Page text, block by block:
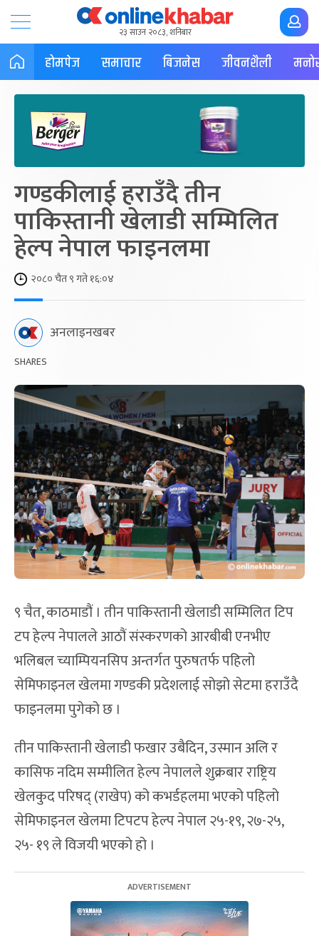
२३ साउन २०८३, शनिबार
होमपेज समाचार बिजनेस जीवनशैली
गण्डकीलाई हराउँदै तीन
पाकिस्तानी खेलाडी सम्मिलित
हेल्प नेपाल फाइनलमा
२०८० चैत ९ गते १६:०४
अनलाइनखबर
SHARES
९ चैत, काठमाडौं । तीन पाकिस्तानी खेलाडी सम्मिलित टिप
टप हेल्प नेपालले आठौं संस्करणको आरबीबी एनभीए
भलिबल च्याम्पियनसिप अन्तर्गत पुरुषतर्फ पहिलो
सेमिफाइनल खेलमा गण्डकी प्रदेशलाई सोझो सेटमा हराउँदै
फाइनलमा पुगेको छ ।
तीन पाकिस्तानी खेलाडी फखार उबैदिन, उस्मान अलि र
कासिफ नदिम सम्मीलित हेल्प नेपालले शुक्रबार राष्ट्रिय
खेलकुद परिषद् (राखेप) को कभर्डहलमा भएको पहिलो
सेमिफाइनल खेलमा टिपटप हेल्प नेपाल २५-१९, २७-२५,
२५- १९ ले विजयी भएको हो ।